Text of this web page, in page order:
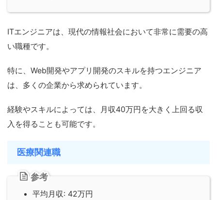
ITエンジニアは、現代の情報社会において非常に需要の高
い職種です。
特に、Web開発やアプリ開発のスキルを持つエンジニア
は、多くの企業から求められています。
経験やスキルによっては、月収40万円を大きく上回る収
入を得ることも可能です。
医療関連職
参考
平均月収: 42万円